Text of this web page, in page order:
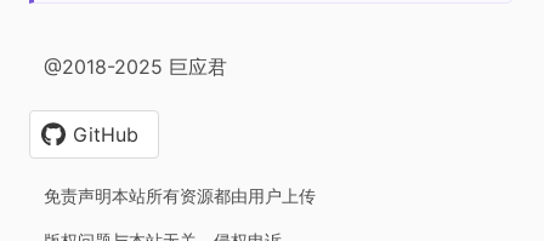
@2018-2025 巨应君
GitHub
免责声明本站所有资源都由用户上传